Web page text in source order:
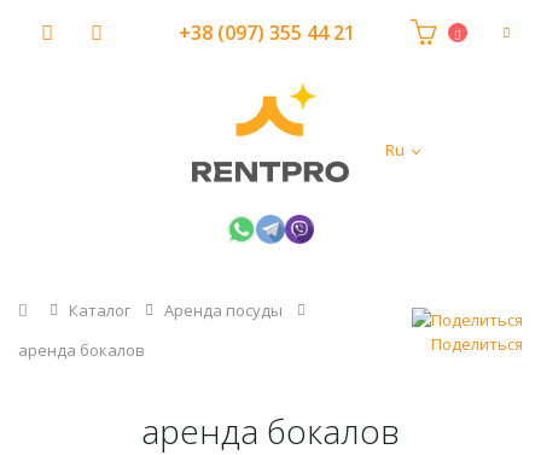
Ru
+38 (097) 355 44 21
Главная
Каталог
Аренда посуды
аренда бокалов
Поделиться
аренда бокалов